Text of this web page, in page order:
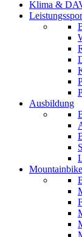
Klima &
Ausbildung